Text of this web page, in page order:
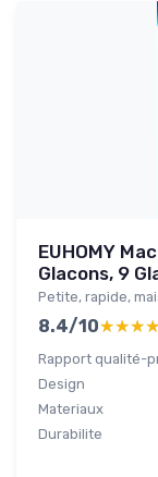
EUHOMY
Glacons, 9
Petite, rapide,
8.4/10
Rapport qualité-
Design
Materiaux
Durabilite